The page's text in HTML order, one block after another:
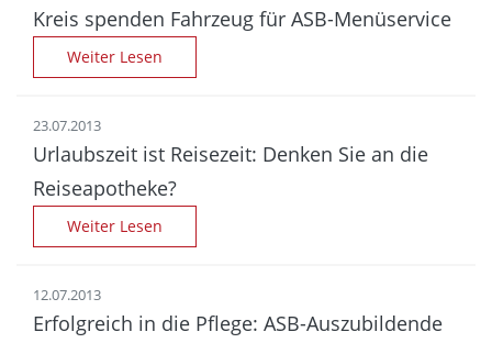
Kreis spenden Fahrzeug für ASB-Menüservice
Weiter Lesen
23.07.2013
Urlaubszeit ist Reisezeit: Denken Sie an die
Reiseapotheke?
Weiter Lesen
12.07.2013
Erfolgreich in die Pflege: ASB-Auszubildende